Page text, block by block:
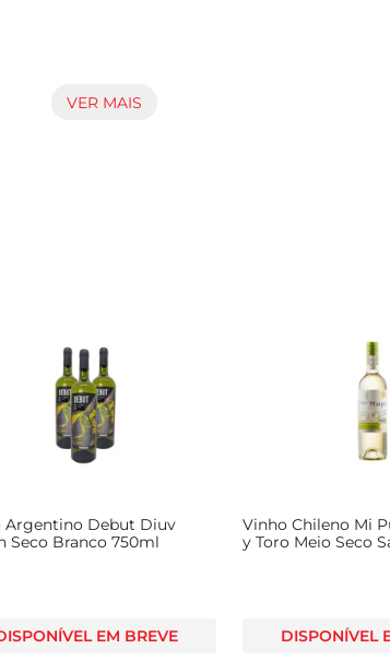
verdadeiraexplosão de sabor. É um vinho
especial. Além disso, é uma excelente
VER MAIS
Argentino Debut Diuv
Seco Branco 750ml
EM BREVE
Vinho Chileno Mi
y Toro Meio Seco
DISPONÍVEL